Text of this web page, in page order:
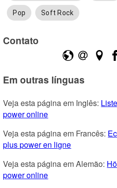
Pop Soft Rock
Contato
Em outras línguas
Veja esta página em Inglês:
power online
Veja esta página em Francês:
plus power en ligne
Veja esta página em Alemão:
power online